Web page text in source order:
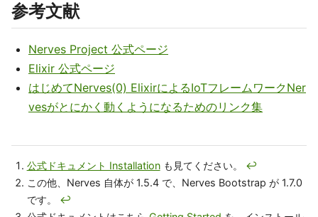
参考文献
Nerves Project 公式ページ
Elixir 公式ページ
はじめてNerves(0) ElixirによるIoTフレームワークNer
vesがとにかく動くようになるためのリンク集
公式ドキュメント Installationも見てください。 ↩
この他、Nerves 自体が 1.5.4 で、Nerves Bootstrap が 1.7.0
です。 ↩